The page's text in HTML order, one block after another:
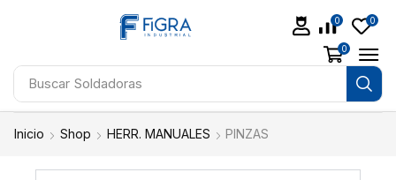
Buscar Soldadoras
0 0
0
Inicio Shop HERR. MANUALES PINZAS